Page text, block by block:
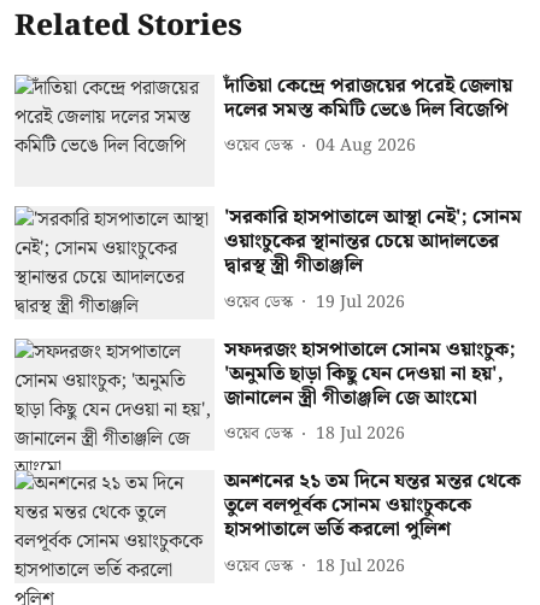
Related Stories
দাঁতিয়া কেন্দ্রে পরাজয়ের পরেই জেলায়
দলের সমস্ত কমিটি ভেঙে দিল বিজেপি
ওয়েব ডেস্ক 04 Aug 2026
'সরকারি হাসপাতালে আস্থা নেই'; সোনম
ওয়াংচুকের স্থানান্তর চেয়ে আদালতের
দ্বারস্থ স্ত্রী গীতাঞ্জলি
ওয়েব ডেস্ক 19 Jul 2026
সফদরজং হাসপাতালে সোনম ওয়াংচুক;
'অনুমতি ছাড়া কিছু যেন দেওয়া না হয়',
জানালেন স্ত্রী গীতাঞ্জলি জে আংমো
ওয়েব ডেস্ক 18 Jul 2026
অনশনের ২১ তম দিনে যন্তর মন্তর থেকে
তুলে বলপূর্বক সোনম ওয়াংচুককে
হাসপাতালে ভর্তি করলো পুলিশ
ওয়েব ডেস্ক 18 Jul 2026